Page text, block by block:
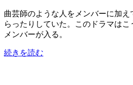
曲芸師のような人をメンバーに加え
らったりしていた。このドラマは
メンバーが入る。
続きを読む